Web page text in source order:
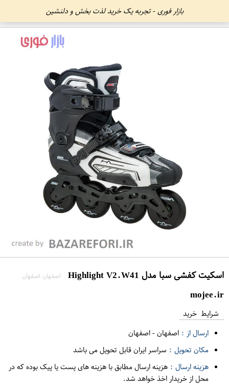
بازار فوری - تجربه یک خرید لذت بخش و دلنشین
اسکیت کفشی سبا مدل Highlight V2.W41 اصفهان اصفهان
mojee.ir
شرایط خرید
ارسال از : اصفهان-اصفهان
مکان تحویل : سراسر ایران قابل تحویل می باشد
هزینه ارسال : هزینه ارسال مطابق با هزینه های پست یا پیک بوده که در
محل از خریدار اخذ خواهد شد.